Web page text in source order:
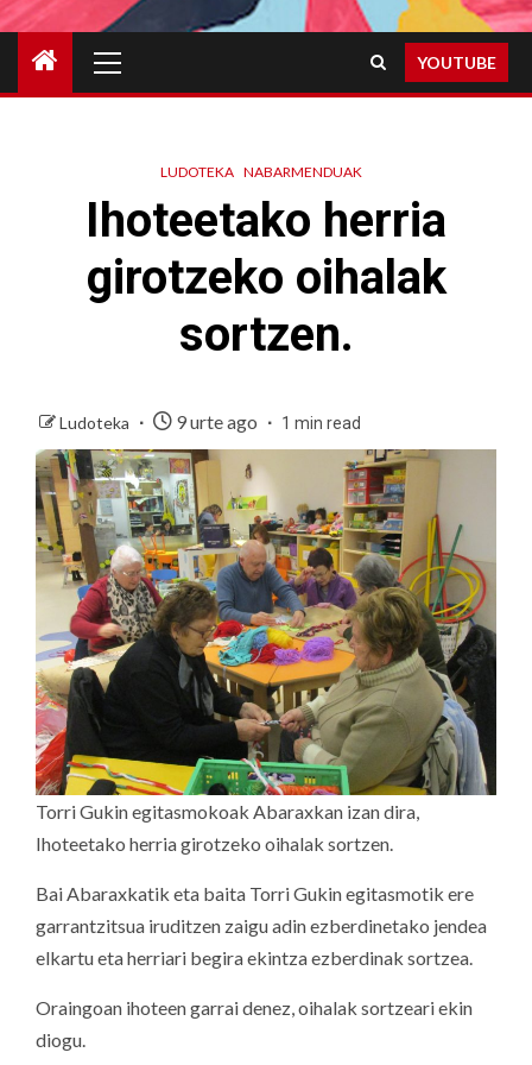
Menu
YOUTUBE
LUDOTEKA NABARMENDUAK
Ihoteetako herria
girotzeko oihalak
sortzen.
Ludoteka 9 urte ago 1 min read
Torri Gukin egitasmokoak Abaraxkan izan dira,
Ihoteetako herria girotzeko oihalak sortzen.
Bai Abaraxkatik eta baita Torri Gukin egitasmotik ere
garrantzitsua iruditzen zaigu adin ezberdinetako jendea
elkartu eta herriari begira ekintza ezberdinak sortzea.
Oraingoan ihoteen garrai denez, oihalak sortzeari ekin
diogu.